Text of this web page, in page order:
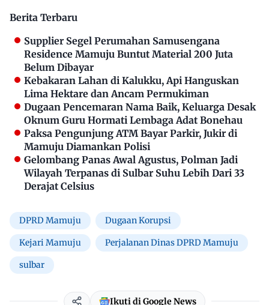
Berita Terbaru
Supplier Segel Perumahan Samusengana
Residence Mamuju Buntut Material 200 Juta
Belum Dibayar
Kebakaran Lahan di Kalukku, Api Hanguskan
Lima Hektare dan Ancam Permukiman
Dugaan Pencemaran Nama Baik, Keluarga Desak
Oknum Guru Hormati Lembaga Adat Bonehau
Paksa Pengunjung ATM Bayar Parkir, Jukir di
Mamuju Diamankan Polisi
Gelombang Panas Awal Agustus, Polman Jadi
Wilayah Terpanas di Sulbar Suhu Lebih Dari 33
Derajat Celsius
DPRD Mamuju Dugaan Korupsi
Kejari Mamuju Perjalanan Dinas DPRD Mamuju
sulbar
Ikuti di Google News